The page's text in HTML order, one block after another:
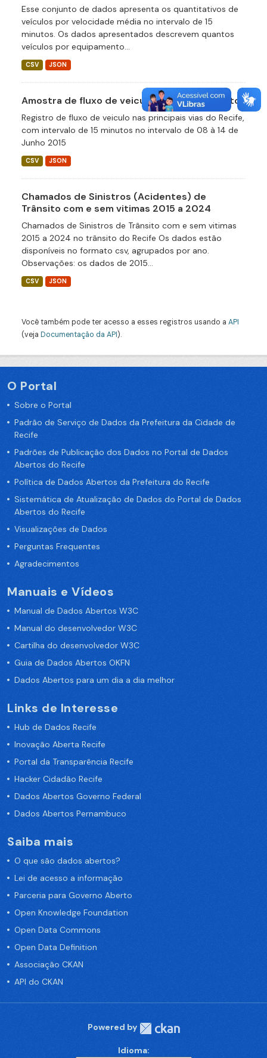
Esse conjunto de dados apresenta os quantitativos de
veículos por velocidade média no intervalo de 15
minutos. Os dados apresentados descrevem quantos
veículos por equipamento...
CSV JSON
Amostra de fluxo de veiculos a cada 15 minutos
Registro de fluxo de veiculo nas principais vias do Recife,
com intervalo de 15 minutos no intervalo de 08 à 14 de
Junho 2015
CSV JSON
Chamados de Sinistros (Acidentes) de
Trânsito com e sem vitimas 2015 a 2024
Chamados de Sinistros de Trânsito com e sem vitimas
2015 a 2024 no trânsito do Recife Os dados estão
disponíveis no formato csv, agrupados por ano.
Observações: os dados de 2015...
CSV JSON
Você também pode ter acesso a esses registros usando a API
(veja Documentação da API).
O Portal
Sobre o Portal
Padrão de Serviço de Dados da Prefeitura da Cidade de
Recife
Padrões de Publicação dos Dados no Portal de Dados
Abertos do Recife
Política de Dados Abertos da Prefeitura do Recife
Sistemática de Atualização de Dados do Portal de Dados
Abertos do Recife
Visualizações de Dados
Perguntas Frequentes
Agradecimentos
Manuais e Vídeos
Manual de Dados Abertos W3C
Manual do desenvolvedor W3C
Cartilha do desenvolvedor W3C
Guia de Dados Abertos OKFN
Dados Abertos para um dia a dia melhor
Links de Interesse
Hub de Dados Recife
Inovação Aberta Recife
Portal da Transparência Recife
Hacker Cidadão Recife
Dados Abertos Governo Federal
Dados Abertos Pernambuco
Saiba mais
O que são dados abertos?
Lei de acesso a informação
Parceria para Governo Aberto
Open Knowledge Foundation
Open Data Commons
Open Data Definition
Associação CKAN
API do CKAN
Powered by
Idioma